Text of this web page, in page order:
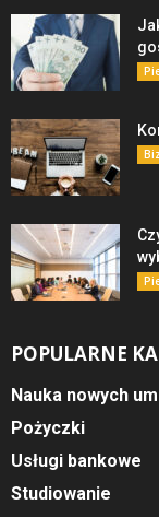
POPULARNE
Nauka nowych
Pożyczki
Usługi bankowe
Studiowanie